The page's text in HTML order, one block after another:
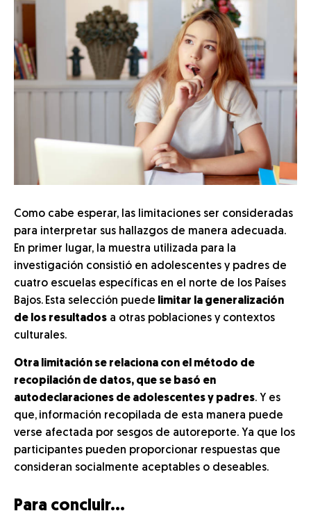
Como cabe esperar, las limitaciones ser consideradas
para interpretar sus hallazgos de manera adecuada.
En primer lugar, la muestra utilizada para la
investigación consistió en adolescentes y padres de
cuatro escuelas específicas en el norte de los Países
Bajos. Esta selección puede limitar la generalización
de los resultados a otras poblaciones y contextos
culturales.
Otra limitación se relaciona con el método de
recopilación de datos, que se basó en
autodeclaraciones de adolescentes y padres. Y es
que, información recopilada de esta manera puede
verse afectada por sesgos de autoreporte. Ya que los
participantes pueden proporcionar respuestas que
consideran socialmente aceptables o deseables.
Para concluir…